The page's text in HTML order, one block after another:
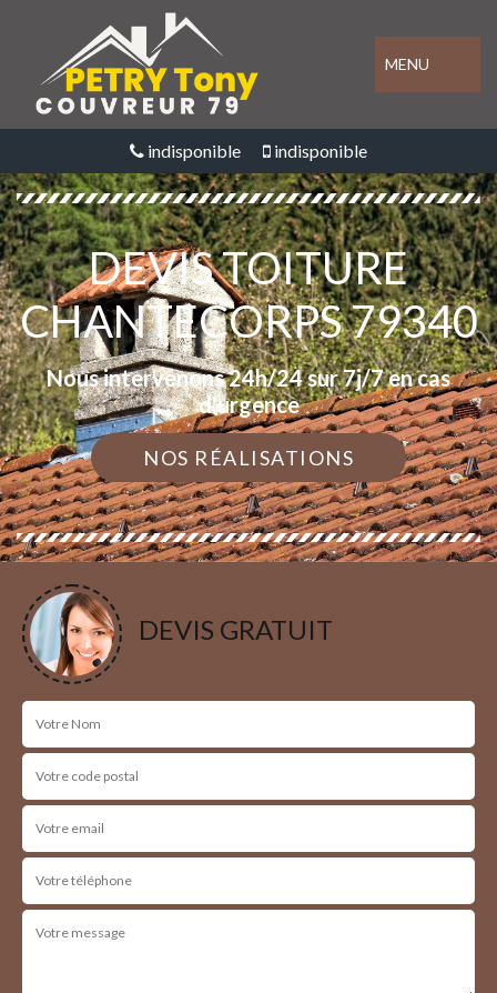
MENU
indisponible indisponible
DEVIS TOITURE
CHANTECORPS 79340
Nous intervenons 24h/24 sur 7j/7 en cas
d'urgence
NOS RÉALISATIONS
DEVIS GRATUIT